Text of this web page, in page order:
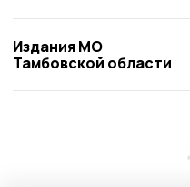
Издания МО
Тамбовской области